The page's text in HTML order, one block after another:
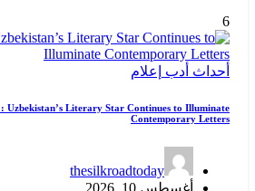
6
أحداث أدب إعلام
Uzbekistan’s Literary Star Continues to Illuminate
Contemporary Letters
thesilkroadtoday